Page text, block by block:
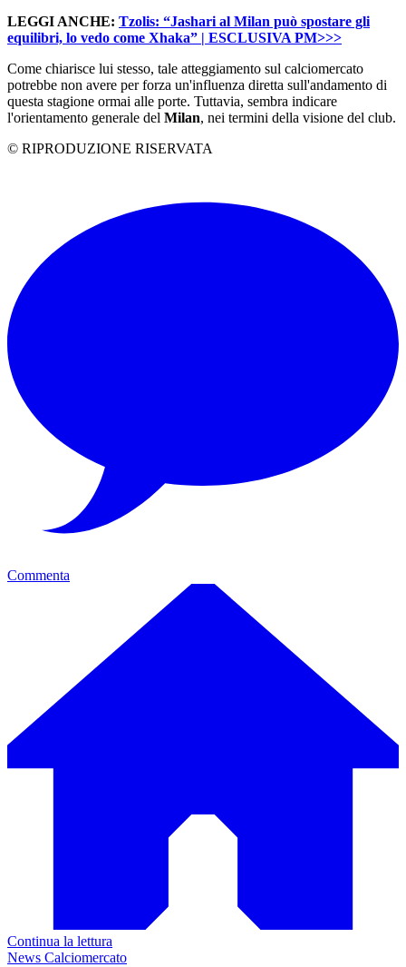
LEGGI ANCHE: Tzolis: “Jashari al Milan può spostare gli
equilibri, lo vedo come Xhaka” | ESCLUSIVA PM>>>
Come chiarisce lui stesso, tale atteggiamento sul calciomercato
potrebbe non avere per forza un'influenza diretta sull'andamento di
questa stagione ormai alle porte. Tuttavia, sembra indicare
l'orientamento generale del Milan, nei termini della visione del club.
© RIPRODUZIONE RISERVATA
Commenta
Continua la lettura
News Calciomercato